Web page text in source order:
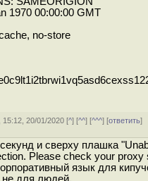
1970 00:00:00 GMT
no-store
15:12, 20/01/2020 [^] [^^] [^^^] [ответить]
и сверху плашка
Please check your proxy
язык для